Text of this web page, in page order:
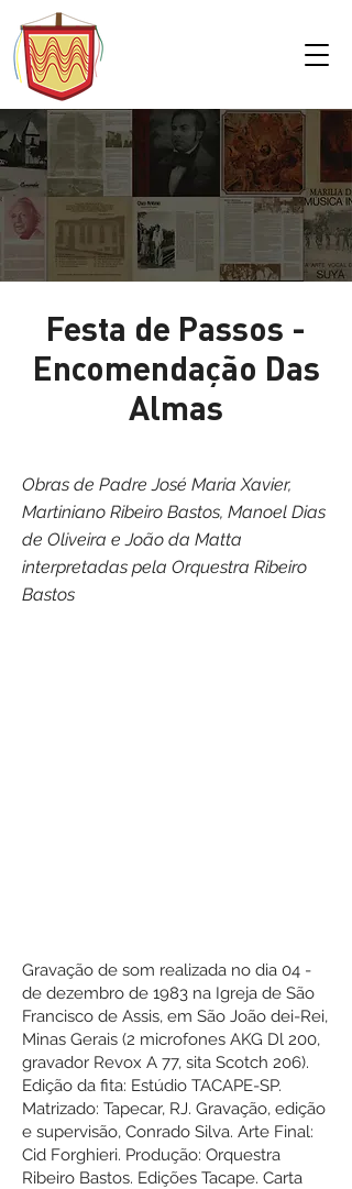
Festa de Passos -
Encomendação Das
Almas
Obras de Padre José Maria Xavier,
Martiniano Ribeiro Bastos, Manoel Dias
de Oliveira e João da Matta
interpretadas pela Orquestra Ribeiro
Bastos
Gravação de som realizada no dia 04 -
de dezembro de 1983 na Igreja de São
Francisco de Assis, em São João dei-Rei,
Minas Gerais (2 microfones AKG Dl 200,
gravador Revox A 77, sita Scotch 206).
Edição da fita: Estúdio TACAPE-SP.
Matrizado: Tapecar, RJ. Gravação, edição
e supervisão, Conrado Silva. Arte Final:
Cid Forghieri. Produção: Orquestra
Ribeiro Bastos. Edições Tacape. Carta